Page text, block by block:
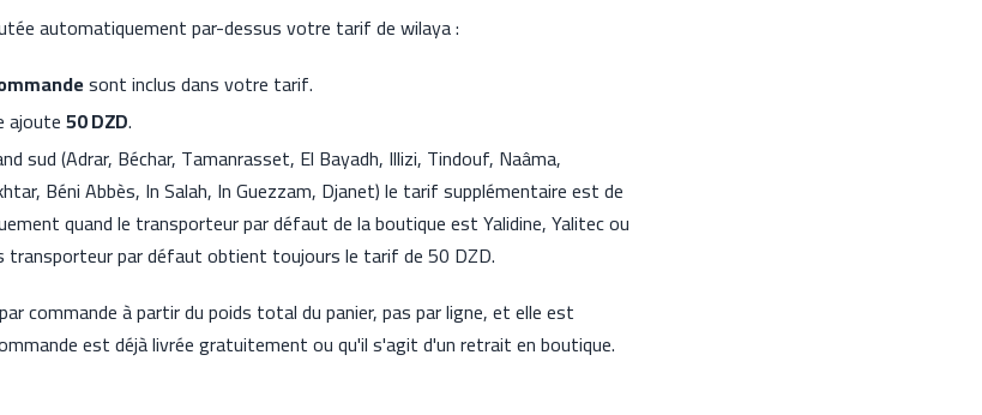
automatiquement par-dessus votre tarif de wilaya :
sont inclus dans votre tarif.
ajoute50 DZD.
sud (Adrar, Béchar, Tamanrasset, El Bayadh, Illizi, Tindouf, Naâma,
Béni Abbès, In Salah, In Guezzam, Djanet) le tarif supplémentaire est de
quand le transporteur par défaut de la boutique est Yalidine, Yalitec ou
transporteur par défaut obtient toujours le tarif de 50 DZD.
commande à partir du poids total du panier, pas par ligne, et elle est
est déjà livrée gratuitement ou qu'il s'agit d'un retrait en boutique.